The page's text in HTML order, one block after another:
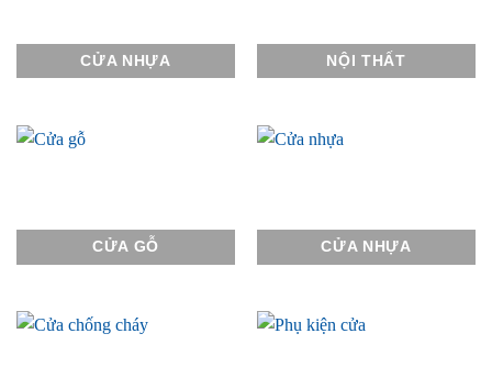
CỬA NHỰA NỘI THẤT
CỬA GỖ CỬA NHỰA